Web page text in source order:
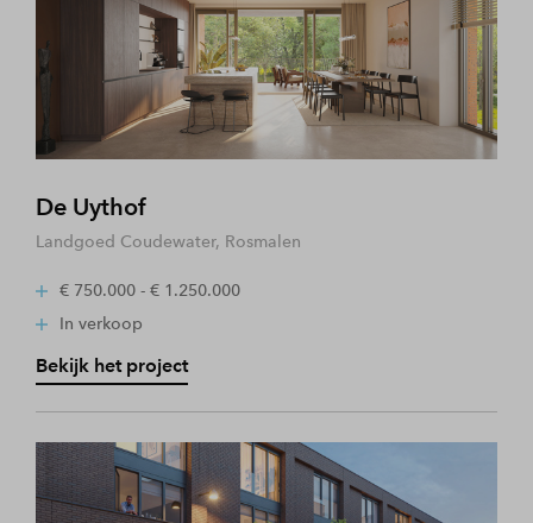
De Uythof
Landgoed Coudewater, Rosmalen
€ 750.000 - € 1.250.000
In verkoop
Bekijk het project